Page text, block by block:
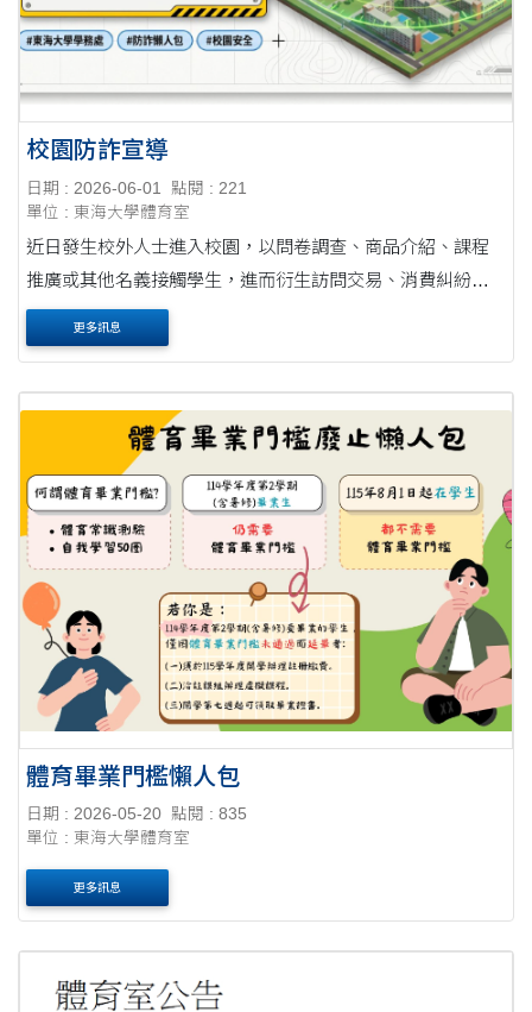
校園防詐宣導
日期 : 2026-06-01
點閱 : 221
單位 : 東海大學體育室
近日發生校外人士進入校園，以問卷調查、商品介紹、課程
推廣或其他名義接觸學生，進而衍生訪問交易、消費糾紛及
疑似詐騙等爭議。 ！！提醒您！！若遇校外人士推銷、邀約
填寫問卷、要求提供個人資料、簽署文件或....
更多訊息
體育畢業門檻懶人包
日期 : 2026-05-20 點閱 : 835
單位 : 東海大學體育室
更多訊息